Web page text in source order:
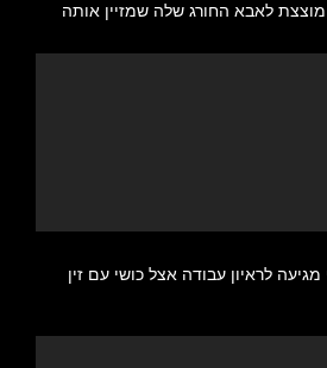
לאבא החורג שלה שמזיין אותה
לראיון עבודה אצל כושי עם זין